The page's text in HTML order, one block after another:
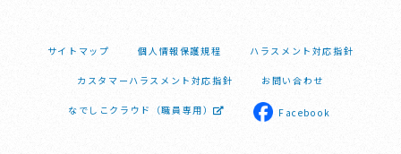
サイトマップ 個人情報保護規程 ハラスメント対応指針
カスタマーハラスメント対応指針 お問い合わせ
なでしこクラウド（職員専用） Facebook